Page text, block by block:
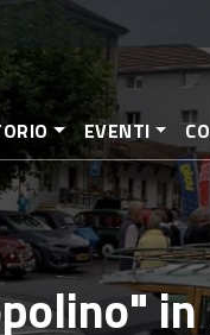
contenuto
principale
EVENTI